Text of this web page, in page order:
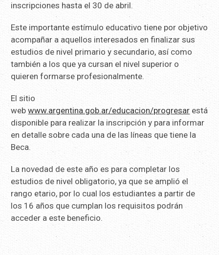
inscripciones hasta el 30 de abril.
Este importante estímulo educativo tiene por objetivo
acompañar a aquellos interesados en finalizar sus
estudios de nivel primario y secundario, así como
también a los que ya cursan el nivel superior o
quieren formarse profesionalmente.
El sitio
webwww.argentina.gob.ar/educacion/progresar está
disponible para realizar la inscripción y para informar
en detalle sobre cada una de las líneas que tiene la
Beca.
La novedad de este año es para completar los
estudios de nivel obligatorio, ya que se amplió el
rango etario, por lo cual los estudiantes a partir de
los 16 años que cumplan los requisitos podrán
acceder a este beneficio.